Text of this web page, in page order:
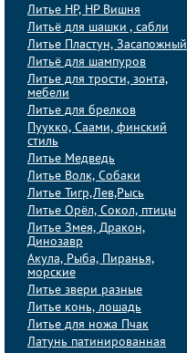
Литье НР, НР Вишня
Литьё для шашки , сабли
Литье Пластун, Засапожный
Литьё для шампуров
Литье для трости, зонта,
мебели
Литье для брелков
Пуукко, Саами, финский
стиль
Литье Медведь
Литье Волк, Собаки
Литье Тигр,Лев,Рысь
Литье Орёл, Сокол, птицы
Литье Змея, Дракон,
Динозавр
Акула, Рыба, Пиранья,
морские
Литье звери разные
Литье конь, лошадь
Литье для ножа Пчак
Латунь патинированная